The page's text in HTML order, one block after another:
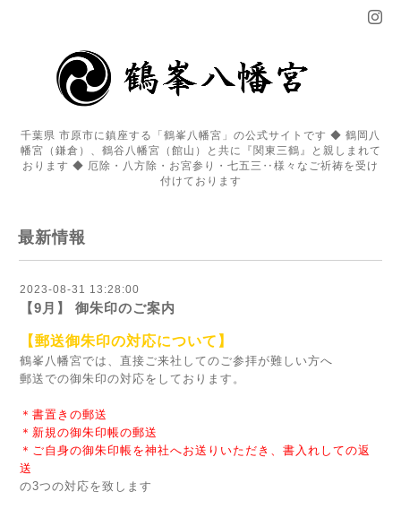
千葉県 市原市に鎮座する「鶴峯八幡宮」の公式サイトです ◆ 鶴岡八
幡宮（鎌倉）、鶴谷八幡宮（館山）と共に『関東三鶴』と親しまれて
おります ◆ 厄除・八方除・お宮参り・七五三‥様々なご祈祷を受け
付けております
最新情報
2023-08-31 13:28:00
【9月】 御朱印のご案内
【郵送御朱印の対応について】
鶴峯八幡宮では、直接ご来社してのご参拝が難しい方へ
郵送での御朱印の対応をしております。
＊書置きの郵送
＊新規の御朱印帳の郵送
＊ご自身の御朱印帳を神社へお送りいただき、書入れしての返
送
の3つの対応を致します